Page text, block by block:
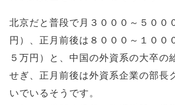
北京だと普段で月３０００～５００
円）、正月前後は８０００～１００
５万円）と、中国の外資系の大卒の
せぎ、正月前後は外資系企業の部長
いでいるそうです。